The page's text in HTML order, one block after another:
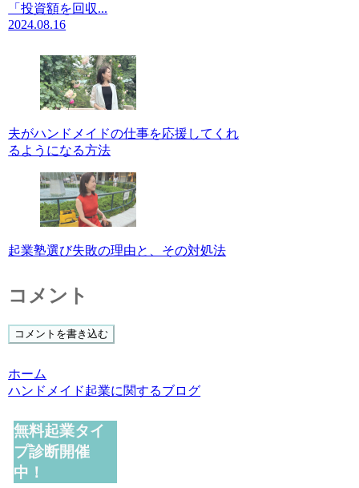
「投資額を回収...
2024.08.16
夫がハンドメイドの仕事を応援してくれ
るようになる方法
起業塾選び失敗の理由と、その対処法
コメント
コメントを書き込む
ホーム
ハンドメイド起業に関するブログ
無料起業タイ
プ診断開催
中！